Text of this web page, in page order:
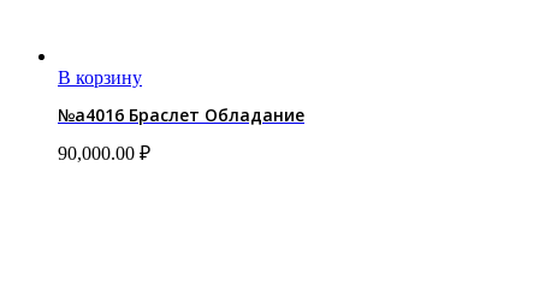
В корзину
№a4016 Браслет Обладание
90,000.00 ₽